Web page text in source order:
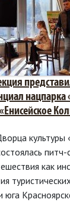
культуры
питч-
как
юга